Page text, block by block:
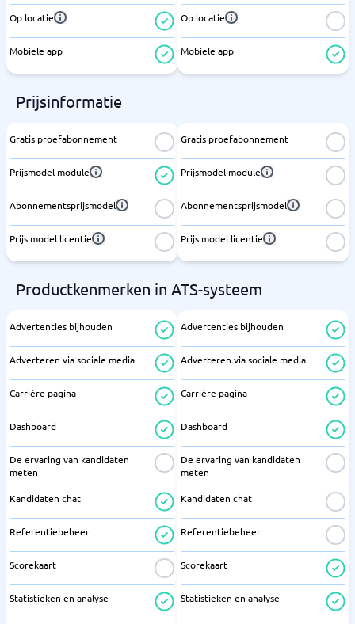
Op locatie
Mobiele app
Op locatie
Mobiele app
Prijsinformatie
Gratis proefabonnement
Prijsmodel module
Abonnementsprijsmodel
Prijs model licentie
Gratis proefabonnement
Prijsmodel module
Abonnementsprijsmodel
Prijs model licentie
Productkenmerken in ATS-systeem
Advertenties bijhouden
Adverteren via sociale media
Carrière pagina
Dashboard
De ervaring van kandidaten
meten
Kandidaten chat
Referentiebeheer
Scorekaart
Statistieken en analyse
Advertenties bijhouden
Adverteren via sociale media
Carrière pagina
Dashboard
De ervaring van kandidaten
meten
Kandidaten chat
Referentiebeheer
Scorekaart
Statistieken en analyse